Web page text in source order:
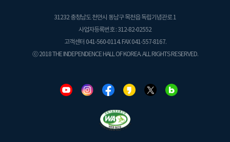
31232 충청남도 천안시 동남구 목천읍 독립기념관로 1
사업자등록번호 : 312-82-02552
고객센터 041-560-0114. FAX 041-557-8167.
ⓒ 2018 THE INDEPENDENCE HALL OF KOREA. ALL RIGHTS RESERVED.